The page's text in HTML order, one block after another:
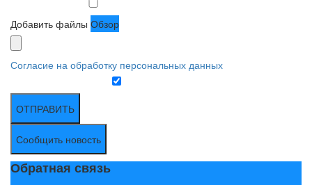
Добавить файлы Обзор
Согласие на обработку персональных данных
ОТПРАВИТЬ
Сообщить новость
Обратная связь